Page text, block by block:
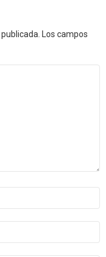
Los campos